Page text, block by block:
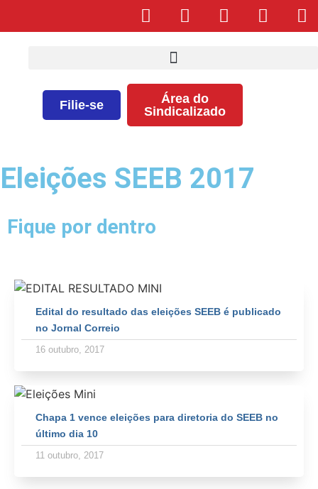
Filie-se
Área do
Sindicalizado
Eleições SEEB 2017
Fique por dentro
Edital do resultado das eleições SEEB é publicado
no Jornal Correio
16 outubro, 2017
Chapa 1 vence eleições para diretoria do SEEB no
último dia 10
11 outubro, 2017